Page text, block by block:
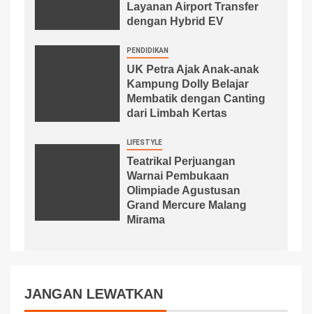
Layanan Airport Transfer
dengan Hybrid EV
PENDIDIKAN
UK Petra Ajak Anak-anak
Kampung Dolly Belajar
Membatik dengan Canting
dari Limbah Kertas
LIFESTYLE
Teatrikal Perjuangan
Warnai Pembukaan
Olimpiade Agustusan
Grand Mercure Malang
Mirama
JANGAN LEWATKAN